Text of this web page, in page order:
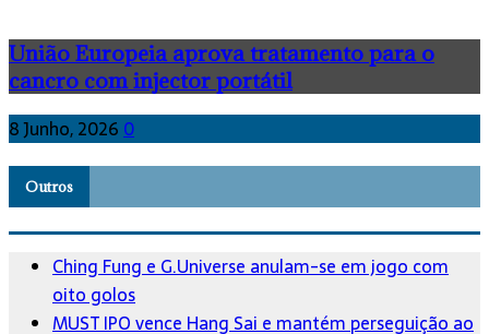
União Europeia aprova tratamento para o
cancro com injector portátil
8 Junho, 2026 0
Outros
Ching Fung e G.Universe anulam-se em jogo com
oito golos
MUST IPO vence Hang Sai e mantém perseguição ao